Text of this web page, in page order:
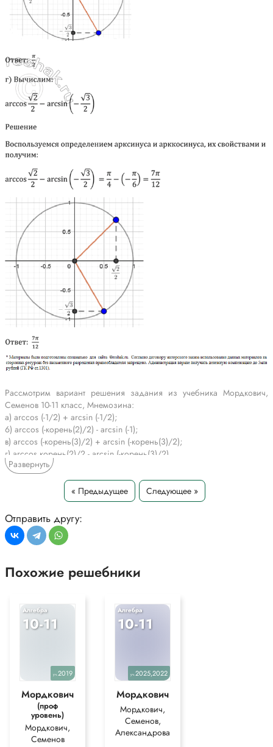
Рассмотрим вариант решения задания из учебника Мордкович,
Семенов 10-11 класс, Мнемозина:
a) arccos (-1/2) + arcsin (-1/2);
6) arccos (-корень(2)/2) - arcsin (-1);
в) arccos (-корень(3)/2) + arcsin (-корень(3)/2);
г) arccos корень(2)/2 - arcsin (-корень(3)/2).
*Текст задания приводится исключительно в образовательных целях
для более полного понимания решения.
Развернуть
« Предыдущее Следующее »
Отправить другу:
Похожие решебники
Алгебра
10-11
уч. 2019
Мордкович
(проф
уровень)
Мордкович,
Семенов
Алгебра
10-11
уч. 2025,2022
Мордкович
Мордкович,
Семенов,
Александрова